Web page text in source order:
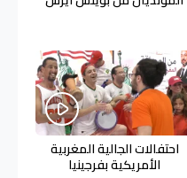
احتفالات الجالية المغربية
الأمريكية بفرجينيا